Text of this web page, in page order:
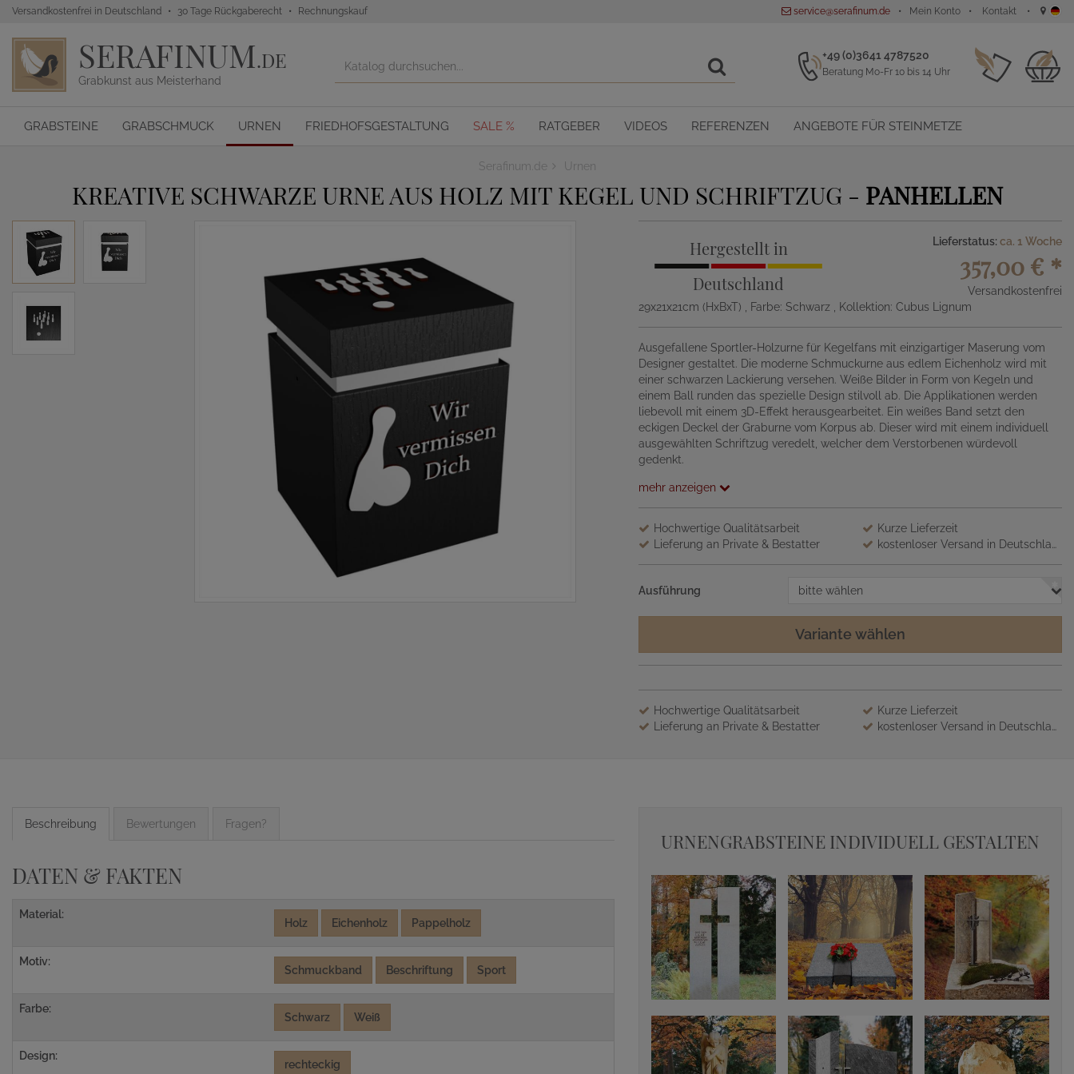
Versandkostenfrei in Deutschland 30 Tage Rückgaberecht Rechnungskauf service@serafinum.de Mein Konto Kontakt
SERAFINUM.DE
Grabkunst aus Meisterhand
+49 (0)3641 4787520
Beratung Mo-Fr 10 bis 14 Uhr
GRABSTEINE GRABSCHMUCK URNEN FRIEDHOFSGESTALTUNG SALE % RATGEBER VIDEOS REFERENZEN ANGEBOTE FÜR STEINMETZE
Serafinum.de Urnen
KREATIVE SCHWARZE URNE AUS HOLZ MIT KEGEL UND SCHRIFTZUG - PANHELLEN
Hergestellt in
Deutschland
Lieferstatus: ca. 1 Woche
357,00 € *
Versandkostenfrei
29x21x21cm (HxBxT)
, Farbe: Schwarz , Kollektion: Cubus Lignum
Ausgefallene Sportler-Holzurne für Kegelfans mit einzigartiger Maserung vom
Designer gestaltet. Die moderne Schmuckurne aus edlem Eichenholz wird mit
einer schwarzen Lackierung versehen. Weiße Bilder in Form von Kegeln und
einem Ball runden das spezielle Design stilvoll ab. Die Applikationen werden
liebevoll mit einem 3D-Effekt herausgearbeitet. Ein weißes Band setzt den
eckigen Deckel der Graburne vom Korpus ab. Dieser wird mit einem individuell
ausgewählten Schriftzug veredelt, welcher dem Verstorbenen würdevoll
gedenkt.
mehr anzeigen
Hochwertige Qualitätsarbeit
Kurze Lieferzeit
Lieferung an Private & Bestatter
kostenloser Versand in Deutschland
Ausführung bitte wählen
Variante wählen
Hochwertige Qualitätsarbeit
Kurze Lieferzeit
Lieferung an Private & Bestatter
kostenloser Versand in Deutschland
Beschreibung Bewertungen Fragen?
DATEN & FAKTEN
Material:
Holz Eichenholz Pappelholz
Motiv:
Schmuckband Beschriftung Sport
Farbe:
Schwarz Weiß
Design:
rechteckig
URNENGRABSTEINE INDIVIDUELL GESTALTEN